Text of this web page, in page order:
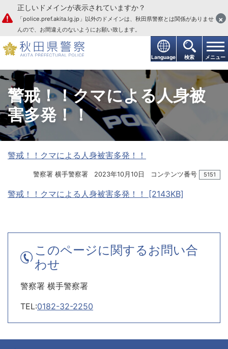
本文へ
Language 検索 メニュー
正しいドメインが表示されていますか？
「police.pref.akita.lg.jp」以外のドメインは、秋田県警察とは関係がありませ
んので、お間違えのないようにお願い致します。
×
警戒！！クマによる人身被
害多発！！
警戒！！クマによる人身被害多発！！
警察署 横手警察署 2023年10月10日 コンテンツ番号 5151
警戒！！クマによる人身被害多発！！ [2143KB]
このページに関するお問い合
わせ
警察署 横手警察署
TEL:0182-32-2250